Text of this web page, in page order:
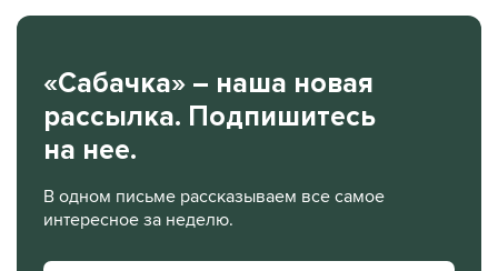
«Сабачка» – наша новая
рассылка. Подпишитесь
на нее.
В одном письме рассказываем все самое
интересное за неделю.